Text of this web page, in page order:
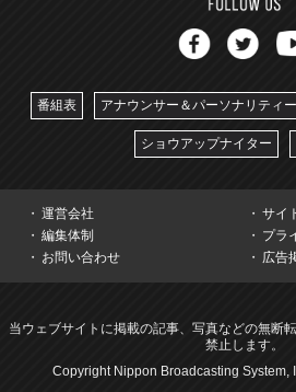
番組表 アナウンサー＆パーソナリティー
ショウアップナイター
運営会社
サイ
編集体制
プラ
お問い合わせ
広告
当ウェブサイトに掲載の記事、写真などの無断
禁止します。
Copyright Nippon Broadcasting System,